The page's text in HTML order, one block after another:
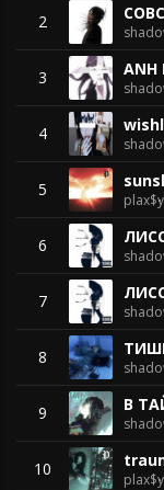
2
3 ANH
4
5
plax$y
6
7
8
9 В
10
plax$y